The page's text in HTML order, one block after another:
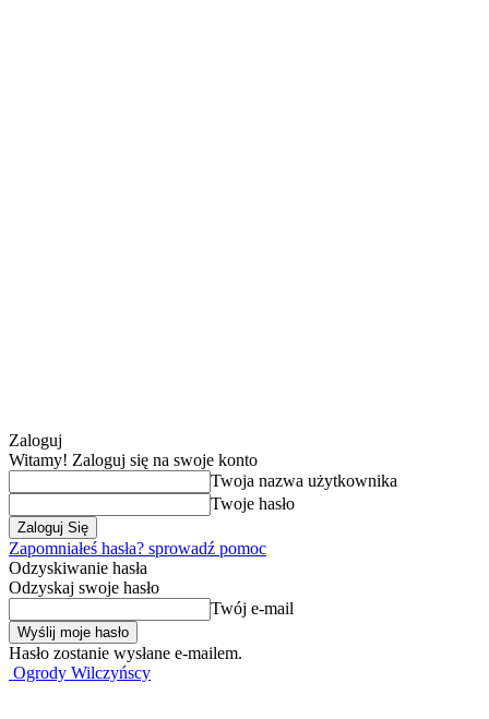
Zaloguj
Witamy! Zaloguj się na swoje konto
Twoja nazwa użytkownika
Twoje hasło
Zapomniałeś hasła? sprowadź pomoc
Odzyskiwanie hasła
Odzyskaj swoje hasło
Twój e-mail
Hasło zostanie wysłane e-mailem.
Ogrody Wilczyńscy